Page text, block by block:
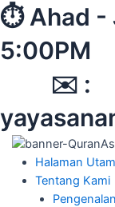
Skip
to
content
⏱︎ Ahad -
✉︎ :
Halaman
Tentang Kami
Pengenalan